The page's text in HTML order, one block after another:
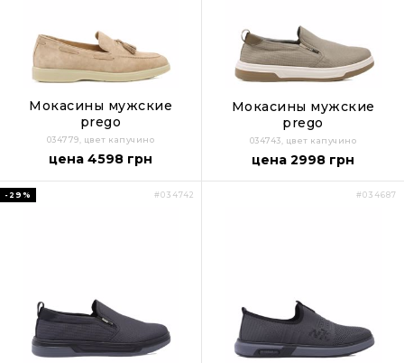
Мокасины мужские
prego
034779, цвет капучино
цена 4598 грн
Мокасины мужские
prego
034743, цвет капучино
цена 2998 грн
#034742
-29% #034687